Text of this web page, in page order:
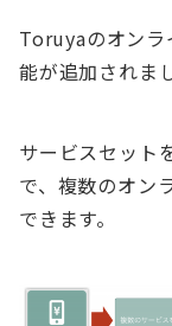
Toruyaのオンラ
能が追加されま
サービスセット
で、複数のオン
できます。